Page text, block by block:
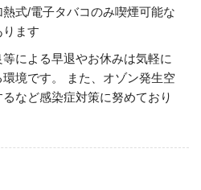
式/電子タバコのみ喫煙可能な
ります
による早退やお休みは気軽に
境です。
また、オゾン発生空
など感染症対策に努めており